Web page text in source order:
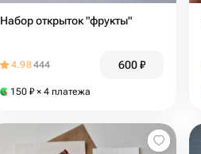
Набор открыток "фрукты"
4.98444 600₽
150 ₽ × 4 платежа